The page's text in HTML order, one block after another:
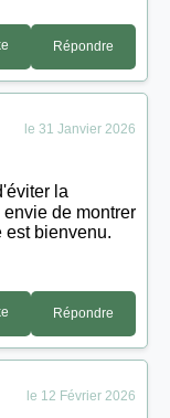
Répondre
le 31 Janvier 2026
la
de montrer
est bienvenu.
Répondre
le 12 Février 2026